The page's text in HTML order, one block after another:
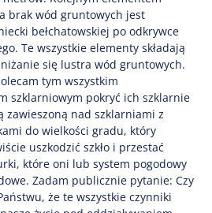
brak wód gruntowych jest
bełchatowskiej po odkrywce
Te wszystkie elementy składają
się lustra wód gruntowych.
tym wszystkim
szklarniowym pokryć ich szklarnie
zawieszoną nad szklarniami z
do wielkości gradu, który
uszkodzić szkło i przestać
które oni lub system pogodowy
Zadam publicznie pytanie: Czy
że te wszystkie czynniki